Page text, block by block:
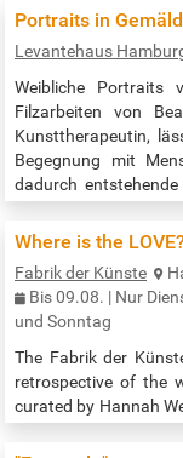
Weise in
Dimensionen von…
Portraits in
Levantehaus
Weibliche Portraits
Filzarbeiten von
Kunsttherapeutin,
Begegnung mit
dadurch
überlässt sie die
Where is the
Fabrik der Künste
Bis 09.08. | Nur
und Sonntag
The Fabrik der
retrospective of the
curated by Hannah